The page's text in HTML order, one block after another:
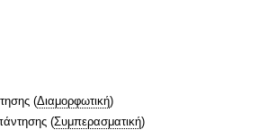
(Διαμορφωτική)
(Συμπερασματική)